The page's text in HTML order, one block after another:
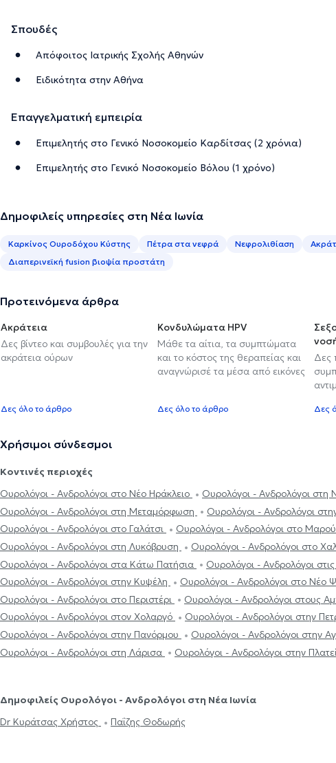
Σπουδές
Απόφοιτος Ιατρικής Σχολής Αθηνών
Ειδικότητα στην Αθήνα
Επαγγελματική εμπειρία
Επιμελητής στο Γενικό Νοσοκομείο Καρδίτσας (2 χρόνια)
Επιμελητής στο Γενικό Νοσοκομείο Βόλου (1 χρόνο)
Δημοφιλείς υπηρεσίες στη Νέα Ιωνία
Καρκίνος Ουροδόχου Κύστης Πέτρα στα νεφρά Νεφρολιθίαση
Διαπερινεϊκή fusion βιοψία προστάτη
Προτεινόμενα άρθρα
Ακράτεια
Δες βίντεο και συμβουλές για την
ακράτεια ούρων
Δες όλο το άρθρο
Κονδυλώματα HPV
Μάθε τα αίτια, τα συμπτώματα
και το κόστος της θεραπείας και
αναγνώρισέ τα μέσα από εικόνες
Δες όλο το άρθρο
Δες
Δες
Χρήσιμοι σύνδεσμοι
Κοντινές περιοχές
Ουρολόγοι - Ανδρολόγοι στο Νέο Ηράκλειο
Ουρολόγοι - Ανδρολόγοι στη
Ουρολόγοι - Ανδρολόγοι στη Μεταμόρφωση
Ουρολόγοι - Ανδρολόγοι
Ουρολόγοι - Ανδρολόγοι στο Γαλάτσι
Ουρολόγοι - Ανδρολόγοι στο
Ουρολόγοι - Ανδρολόγοι στη Λυκόβρυση
Ουρολόγοι - Ανδρολόγοι στο
Ουρολόγοι - Ανδρολόγοι στα Κάτω Πατήσια
Ουρολόγοι - Ανδρολόγοι
Ουρολόγοι - Ανδρολόγοι στην Κυψέλη
Ουρολόγοι - Ανδρολόγοι στο Νέο
Ουρολόγοι - Ανδρολόγοι στο Περιστέρι
Ουρολόγοι - Ανδρολόγοι στους
Ουρολόγοι - Ανδρολόγοι στον Χολαργό
Ουρολόγοι - Ανδρολόγοι στην
Ουρολόγοι - Ανδρολόγοι στην Πανόρμου
Ουρολόγοι - Ανδρολόγοι στην
Ουρολόγοι - Ανδρολόγοι στη Λάρισα
Ουρολόγοι - Ανδρολόγοι στην
Δημοφιλείς Ουρολόγοι - Ανδρολόγοι στη Νέα Ιωνία
Dr Κυράτσας Χρήστος
Παΐζης Θοδωρής